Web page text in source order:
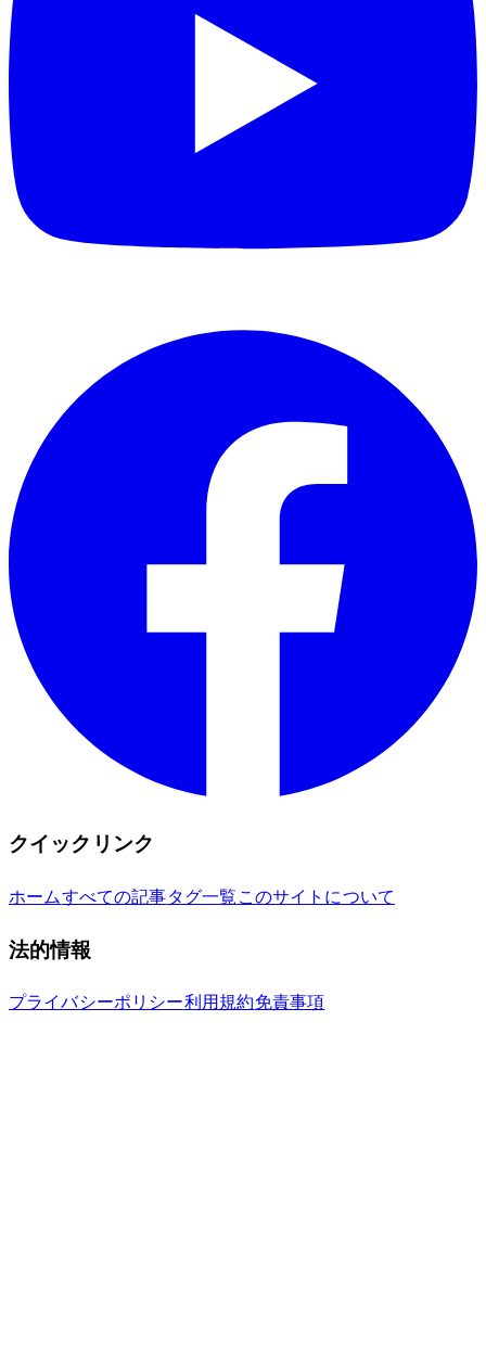
クイックリンク
ホームすべての記事タグ一覧 このサイトについて
法的情報
プライバシーポリシー利用規約免責事項